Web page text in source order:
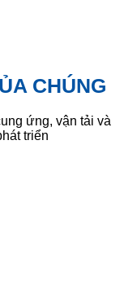
CHÚNG
ứng, vận tải và
triển